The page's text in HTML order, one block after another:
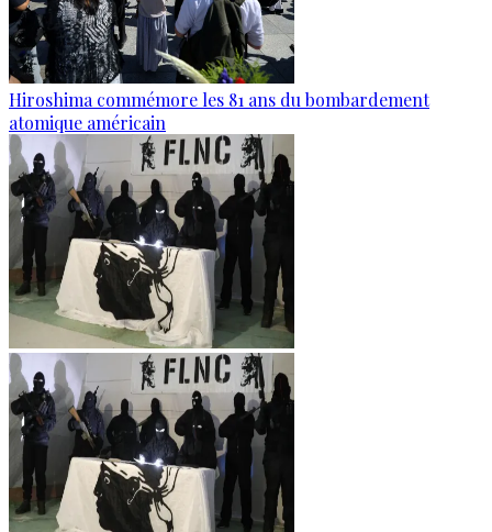
Hiroshima commémore les 81 ans du bombardement
atomique américain